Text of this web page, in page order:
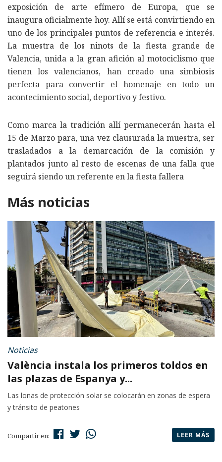
exposición de arte efímero de Europa, que se
inaugura oficialmente hoy. Allí se está convirtiendo en
uno de los principales puntos de referencia e interés.
La muestra de los ninots de la fiesta grande de
Valencia, unida a la gran afición al motociclismo que
tienen los valencianos, han creado una simbiosis
perfecta para convertir el homenaje en todo un
acontecimiento social, deportivo y festivo.
Como marca la tradición allí permanecerán hasta el
15 de Marzo para, una vez clausurada la muestra, ser
trasladados a la demarcación de la comisión y
plantados junto al resto de escenas de una falla que
seguirá siendo un referente en la fiesta fallera
Más noticias
Noticias
València instala los primeros toldos en
las plazas de Espanya y...
Las lonas de protección solar se colocarán en zonas de espera
y tránsito de peatones
Compartir en: LEER MÁS